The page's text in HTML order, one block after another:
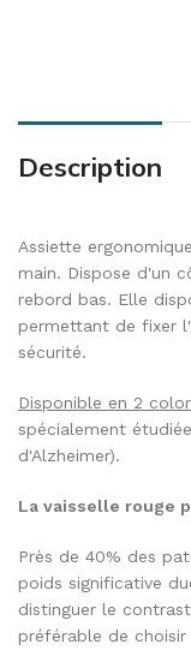
Description
Assiette
main. Dispose d'un
rebord bas. Elle
permettant de fixer
sécurité.
Disponible en 2
spécialement
d'Alzheimer).
La vaisselle rouge
Près de 40% des
poids significative
distinguer le
préférable de choisir